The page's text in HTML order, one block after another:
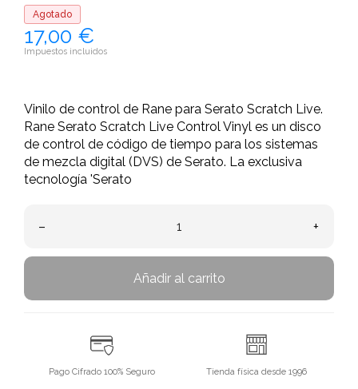
Agotado
17,00 €
Impuestos incluidos
Vinilo de control de Rane para Serato Scratch Live.
Rane Serato Scratch Live Control Vinyl es un disco
de control de código de tiempo para los sistemas
de mezcla digital (DVS) de Serato. La exclusiva
tecnología 'Serato
– +
Añadir al carrito
Pago Cifrado 100% Seguro Tienda física desde 1996